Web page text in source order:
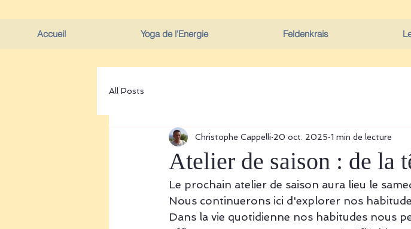
Accueil Yoga de l'Energie Feldenkrais
All Posts
Atelier de saison : de la
Christophe Cappelli 20 oct. 2025 1 min de lecture
Le prochain atelier de saison aura lieu le
Nous continuerons ici d'explorer nos
Dans la vie quotidienne nos habitudes nous